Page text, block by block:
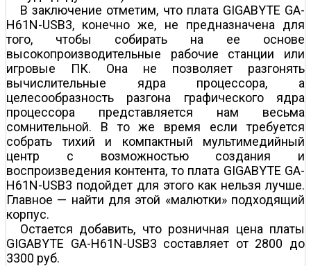
В заключение отметим, что плата GIGABYTE GA-
H61N-USB3, конечно же, не предназначена для
того, чтобы собирать на ее основе
высокопроизводительные рабочие станции или
игровые ПК. Она не позволяет разгонять
вычислительные ядра процессора, а
целесообразность разгона графического ядра
процессора представляется нам весьма
сомнительной. В то же время если требуется
собрать тихий и компактный мультимедийный
центр с возможностью создания и
воспроизведения контента, то плата GIGABYTE GA-
H61N-USB3 подойдет для этого как нельзя лучше.
Главное — найти для этой «малютки» подходящий
корпус.
Остается добавить, что розничная цена платы
GIGABYTE GA-H61N-USB3 составляет от 2800 до
3300 руб.